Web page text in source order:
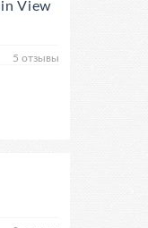
View
5 отзывы